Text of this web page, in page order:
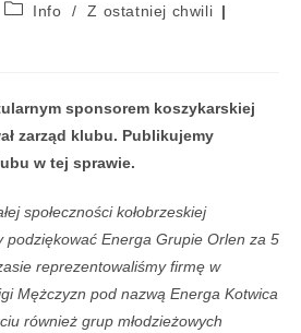
Info /
Z ostatniej chwili
sponsorem koszykarskiej
zarząd klubu. Publikujemy
w tej sprawie.
społeczności kołobrzeskiej
podziękować Energa Grupie Orlen za 5
reprezentowaliśmy firmę w
Mężczyzn pod nazwą Energa Kotwica
również grup młodzieżowych